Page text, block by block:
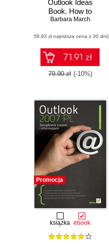
Outlook Ideas
Book. How to
organise and
your team, and
your activities with
Microsoft Outlook
and Exchange with
this book and
Barbara March
(59,93 zł najniższa cena z 30 dni)
71.91 zł
79.90 zł (-10%)
Promocja
książka ebook